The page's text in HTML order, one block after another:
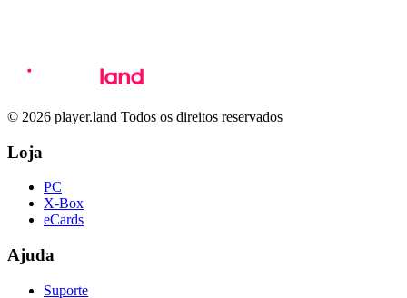
© 2026 player.land Todos os direitos reservados
Loja
PC
X-Box
eCards
Ajuda
Suporte